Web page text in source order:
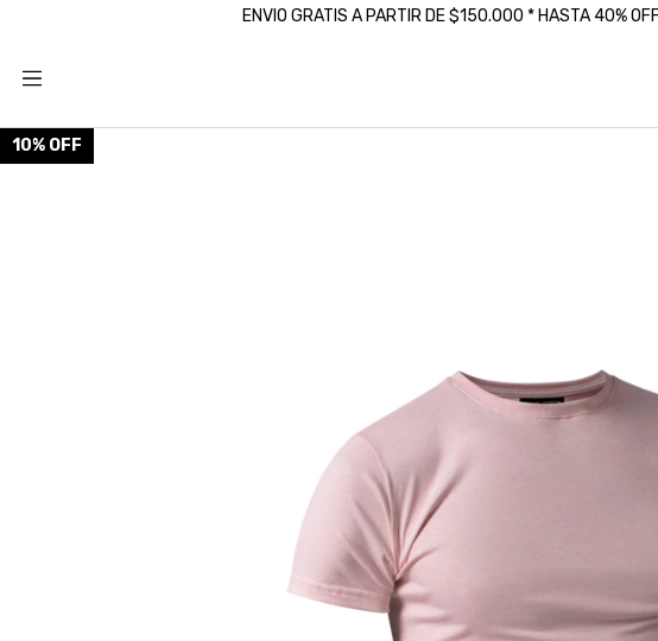
ENVIO GRATIS A PARTIR DE $150.000 * HASTA 40%
10% OFF